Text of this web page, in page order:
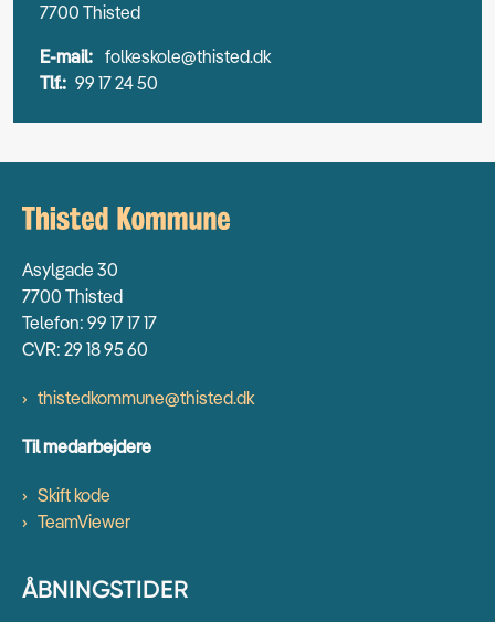
7700 Thisted
E-mail: folkeskole@thisted.dk
Tlf.: 99 17 24 50
Asylgade 30
7700 Thisted
Telefon: 99 17 17 17
CVR: 29 18 95 60
thistedkommune@thisted.dk
Til medarbejdere
Skift kode
TeamViewer
ÅBNINGSTIDER